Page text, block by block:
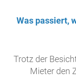
Was passiert,
Trotz der
Mieter den